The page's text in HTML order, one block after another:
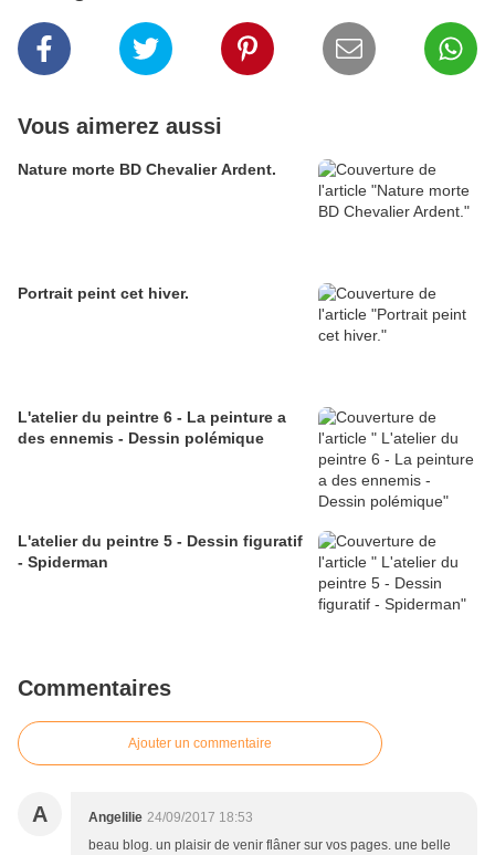
Vous aimerez aussi
Nature morte BD Chevalier Ardent.
Portrait peint cet hiver.
L'atelier du peintre 6 - La peinture a
des ennemis - Dessin polémique
L'atelier du peintre 5 - Dessin figuratif
- Spiderman
Commentaires
Ajouter un commentaire
A Angelilie 24/09/2017 18:53
beau blog. un plaisir de venir flâner sur vos pages. une belle